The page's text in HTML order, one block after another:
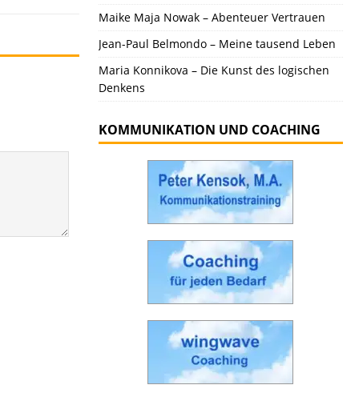
Maike Maja Nowak – Abenteuer Vertrauen
Jean-Paul Belmondo – Meine tausend Leben
Maria Konnikova – Die Kunst des logischen
Denkens
KOMMUNIKATION UND COACHING